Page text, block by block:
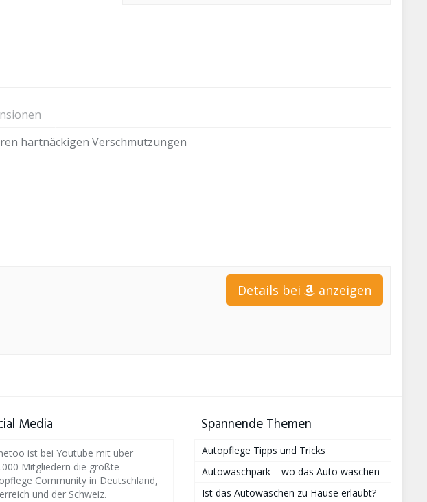
hartnäckigen Verschmutzungen
Details bei anzeigen
Media
ist bei Youtube mit über
Mitgliedern die größte
Community in Deutschland,
und der Schweiz.
Spannende Themen
Autopflege Tipps und Tricks
Autowaschpark – wo das Auto waschen
Ist das Autowaschen zu Hause erlaubt?